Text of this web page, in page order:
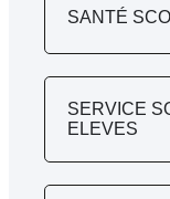
SANTÉ
SERVICE
ELEVES